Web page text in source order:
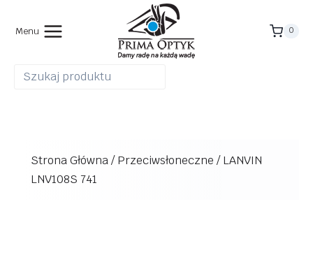
Menu 0
Strona Główna/Przeciwsłoneczne /LANVIN
LNV108S 741